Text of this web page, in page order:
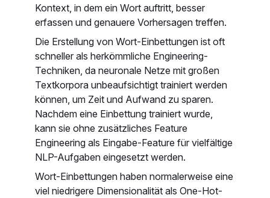
Kontext, in dem ein Wort auftritt, besser
erfassen und genauere Vorhersagen treffen.
Die Erstellung von Wort-Einbettungen ist oft
schneller als herkömmliche Engineering-
Techniken, da neuronale Netze mit großen
Textkorpora unbeaufsichtigt trainiert werden
können, um Zeit und Aufwand zu sparen.
Nachdem eine Einbettung trainiert wurde,
kann sie ohne zusätzliches Feature
Engineering als Eingabe-Feature für vielfältige
NLP-Aufgaben eingesetzt werden.
Wort-Einbettungen haben normalerweise eine
viel niedrigere Dimensionalität als One-Hot-